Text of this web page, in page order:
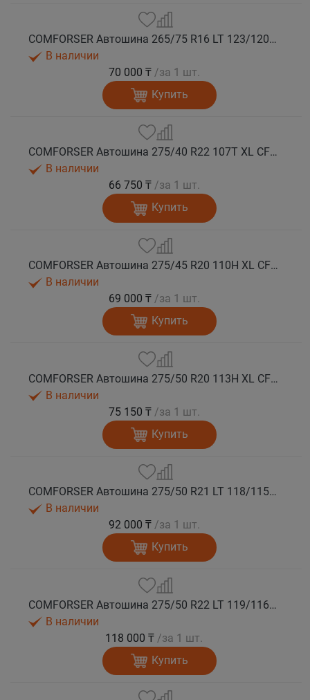
COMFORSER Автошина 265/75 R16 LT 123/120S CF1100 10PR RWL лето
В наличии
70 000 ₸ /за 1 шт.
Купить
COMFORSER Автошина 275/40 R22 107T XL CF1100 RWL лето
В наличии
66 750 ₸ /за 1 шт.
Купить
COMFORSER Автошина 275/45 R20 110H XL CF1100 RWL лето
В наличии
69 000 ₸ /за 1 шт.
Купить
COMFORSER Автошина 275/50 R20 113H XL CF1100 RWL лето
В наличии
75 150 ₸ /за 1 шт.
Купить
COMFORSER Автошина 275/50 R21 LT 118/115S CF1100 RWL 10PR лето
В наличии
92 000 ₸ /за 1 шт.
Купить
COMFORSER Автошина 275/50 R22 LT 119/116S CF1100 RWL 10PR лето
В наличии
118 000 ₸ /за 1 шт.
Купить